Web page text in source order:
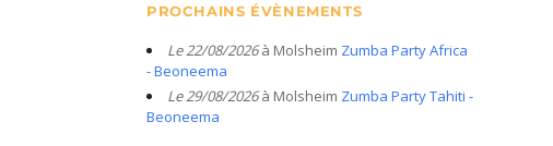
PROCHAINS ÉVÈNEMENTS
Le 22/08/2026à Molsheim Zumba Party Africa
- Beoneema
Le 29/08/2026à Molsheim Zumba Party Tahiti -
Beoneema